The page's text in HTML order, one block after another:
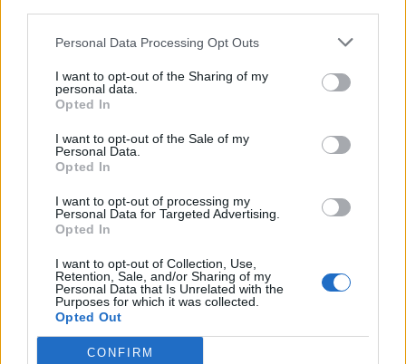
Personal Data Processing Opt Outs
I want to opt-out of the Sharing of my
personal data.
Opted In
I want to opt-out of the Sale of my
Personal Data.
Opted In
I want to opt-out of processing my
Personal Data for Targeted Advertising.
Opted In
I want to opt-out of Collection, Use,
Retention, Sale, and/or Sharing of my
Personal Data that Is Unrelated with the
Purposes for which it was collected.
Opted Out
CONFIRM
ΔΙΑΦΗΜΙΣΗ